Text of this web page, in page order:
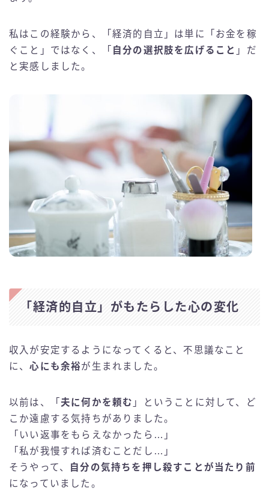
私はこの経験から、「経済的自立」は単に「お金を稼
ぐこと」ではなく、「 自分の選択肢を広げること 」だ
と実感しました。
「経済的自立」がもたらした心の変化
収入が安定するようになってくると、不思議なこと
に、心にも余裕が生まれました。
以前は、「 夫に何かを頼む 」ということに対して、ど
こか遠慮する気持ちがありました。
「いい返事をもらえなかったら…」
「私が我慢すれば済むことだし…」
そうやって、
自分の気持ちを押し殺すことが当たり前
になっていました。